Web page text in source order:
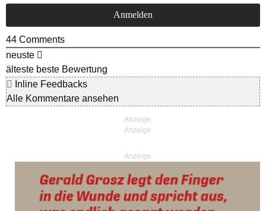
44 Comments
neuste
älteste beste Bewertung
Inline Feedbacks
Alle Kommentare ansehen
Anzeige